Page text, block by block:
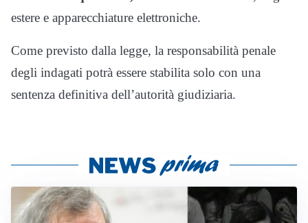
estere e apparecchiature elettroniche.
Come previsto dalla legge, la responsabilità penale
degli indagati potrà essere stabilita solo con una
sentenza definitiva dell’autorità giudiziaria.